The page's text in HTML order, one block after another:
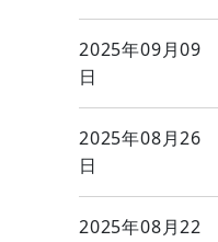
2025年09月09
日
2025年08月26
日
2025年08月22